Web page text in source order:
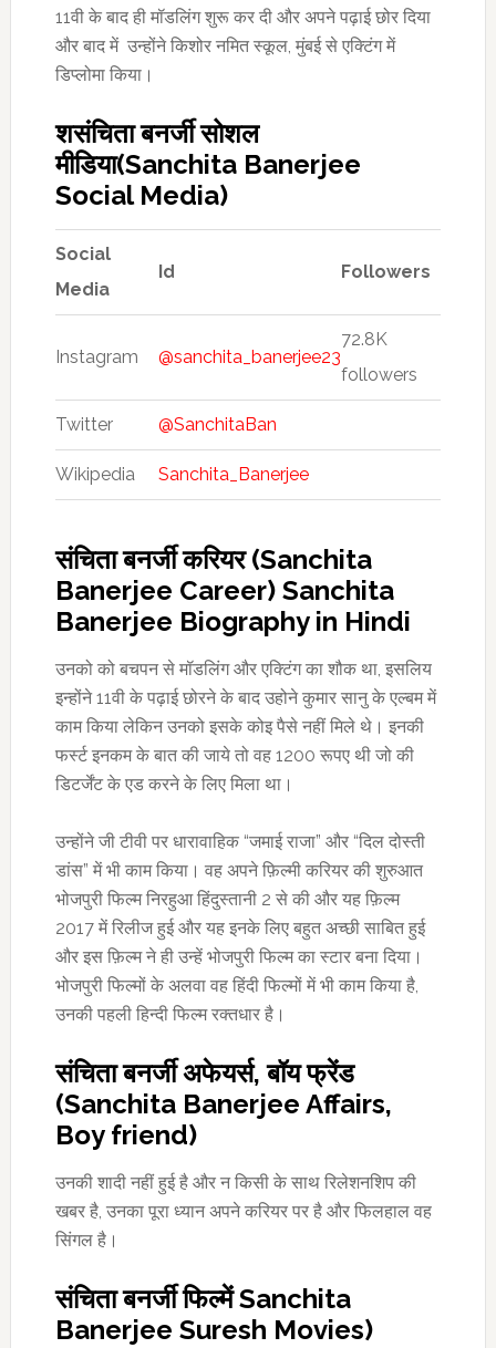
11वी के बाद ही मॉडलिंग शुरू कर दी और अपने पढ़ाई छोर दिया
और बाद में उन्होंने किशोर नमित स्कूल, मुंबई से एक्टिंग में
डिप्लोमा किया।
शसंचिता बनर्जी सोशल
मीडिया(Sanchita Banerjee
Social Media)
Social
Media
Id Followers
Instagram @sanchita_banerjee23
72.8K
followers
Twitter @SanchitaBan
Wikipedia Sanchita_Banerjee
संचिता बनर्जी करियर (Sanchita
Banerjee Career) Sanchita
Banerjee Biography in Hindi
उनको को बचपन से मॉडलिंग और एक्टिंग का शौक था, इसलिय
इन्होंने 11वी के पढ़ाई छोरने के बाद उहोने कुमार सानु के एल्बम में
काम किया लेकिन उनको इसके कोइ पैसे नहीं मिले थे। इनकी
फर्स्ट इनकम के बात की जाये तो वह 1200 रूपए थी जो की
डिटर्जेंट के एड करने के लिए मिला था।
उन्होंने जी टीवी पर धारावाहिक “जमाई राजा” और “दिल दोस्ती
डांस” में भी काम किया। वह अपने फ़िल्मी करियर की शुरुआत
भोजपुरी फिल्म निरहुआ हिंदुस्तानी 2 से की और यह फ़िल्म
2017 में रिलीज हुई और यह इनके लिए बहुत अच्छी साबित हुई
और इस फ़िल्म ने ही उन्हें भोजपुरी फिल्म का स्टार बना दिया।
भोजपुरी फिल्मों के अलवा वह हिंदी फिल्मों में भी काम किया है,
उनकी पहली हिन्दी फिल्म रक्तधार है।
संचिता बनर्जी अफेयर्स, बॉय फ्रेंड
(Sanchita Banerjee Affairs,
Boy friend)
उनकी शादी नहीं हुई है और न किसी के साथ रिलेशनशिप की
खबर है, उनका पूरा ध्यान अपने करियर पर है और फिलहाल वह
सिंगल है।
संचिता बनर्जी फिल्में Sanchita
Banerjee Suresh Movies)